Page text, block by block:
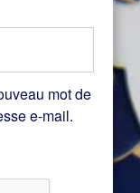
mot de
e-mail.